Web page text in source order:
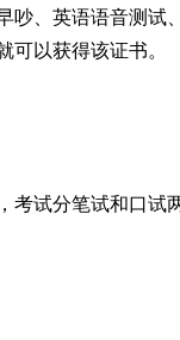
吵、英语语音测试
可以获得该证书。
试分笔试和口试